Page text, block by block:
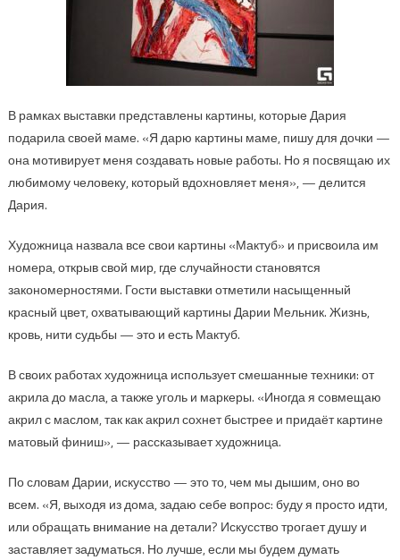
В рамках выставки представлены картины, которые Дария
подарила своей маме. «Я дарю картины маме, пишу для дочки —
она мотивирует меня создавать новые работы. Но я посвящаю их
любимому человеку, который вдохновляет меня», — делится
Дария.
Художница назвала все свои картины «Мактуб» и присвоила им
номера, открыв свой мир, где случайности становятся
закономерностями. Гости выставки отметили насыщенный
красный цвет, охватывающий картины Дарии Мельник. Жизнь,
кровь, нити судьбы — это и есть Мактуб.
В своих работах художница использует смешанные техники: от
акрила до масла, а также уголь и маркеры. «Иногда я совмещаю
акрил с маслом, так как акрил сохнет быстрее и придаёт картине
матовый финиш», — рассказывает художница.
По словам Дарии, искусство — это то, чем мы дышим, оно во
всем. «Я, выходя из дома, задаю себе вопрос: буду я просто идти,
или обращать внимание на детали? Искусство трогает душу и
заставляет задуматься. Но лучше, если мы будем думать